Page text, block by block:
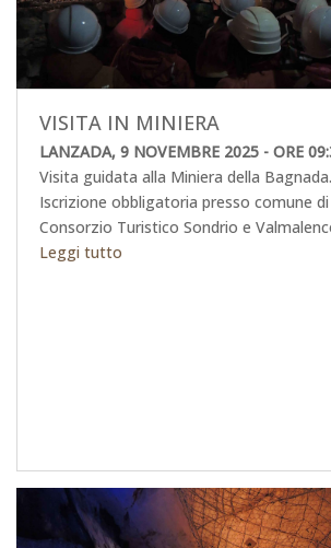
VISITA IN MINIERA
LANZADA, 9 NOVEMBRE 2025 - ORE
Visita guidata alla Miniera della Bagnada.
Iscrizione obbligatoria presso comune
Consorzio Turistico Sondrio e
Leggi tutto